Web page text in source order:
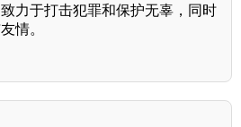
力于打击犯罪和保护无辜，同时
情。